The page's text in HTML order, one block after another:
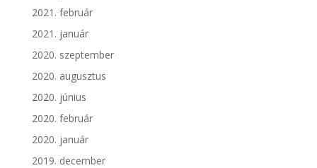
2021. február
2021. január
2020. szeptember
2020. augusztus
2020. június
2020. február
2020. január
2019. december